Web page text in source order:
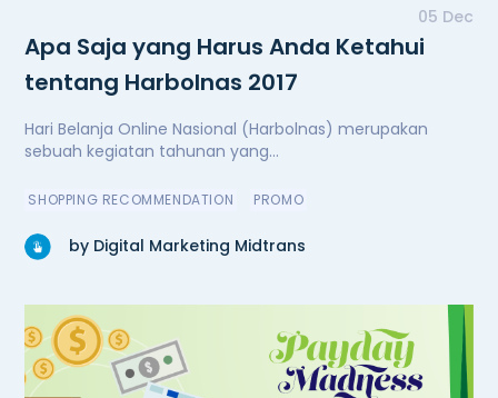
05 Dec
Apa Saja yang Harus Anda Ketahui
tentang Harbolnas 2017
Hari Belanja Online Nasional (Harbolnas) merupakan
sebuah kegiatan tahunan yang...
SHOPPING RECOMMENDATION PROMO
by Digital Marketing Midtrans